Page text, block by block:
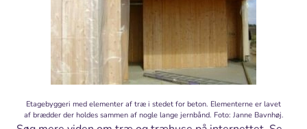
Etagebyggeri med elementer af træ i stedet for beton. Elementerne er lavet
af brædder der holdes sammen af nogle lange jernbånd. Foto: Janne Bavnhøj.